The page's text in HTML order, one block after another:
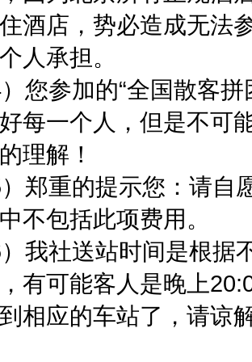
酒店，势必造成无法
人承担。
）您参加的“全国散客
每一个人，但是不可
理解！
）郑重的提示您：请
不包括此项费用。
）我社送站时间是根
有可能客人是晚上
相应的车站了，请谅